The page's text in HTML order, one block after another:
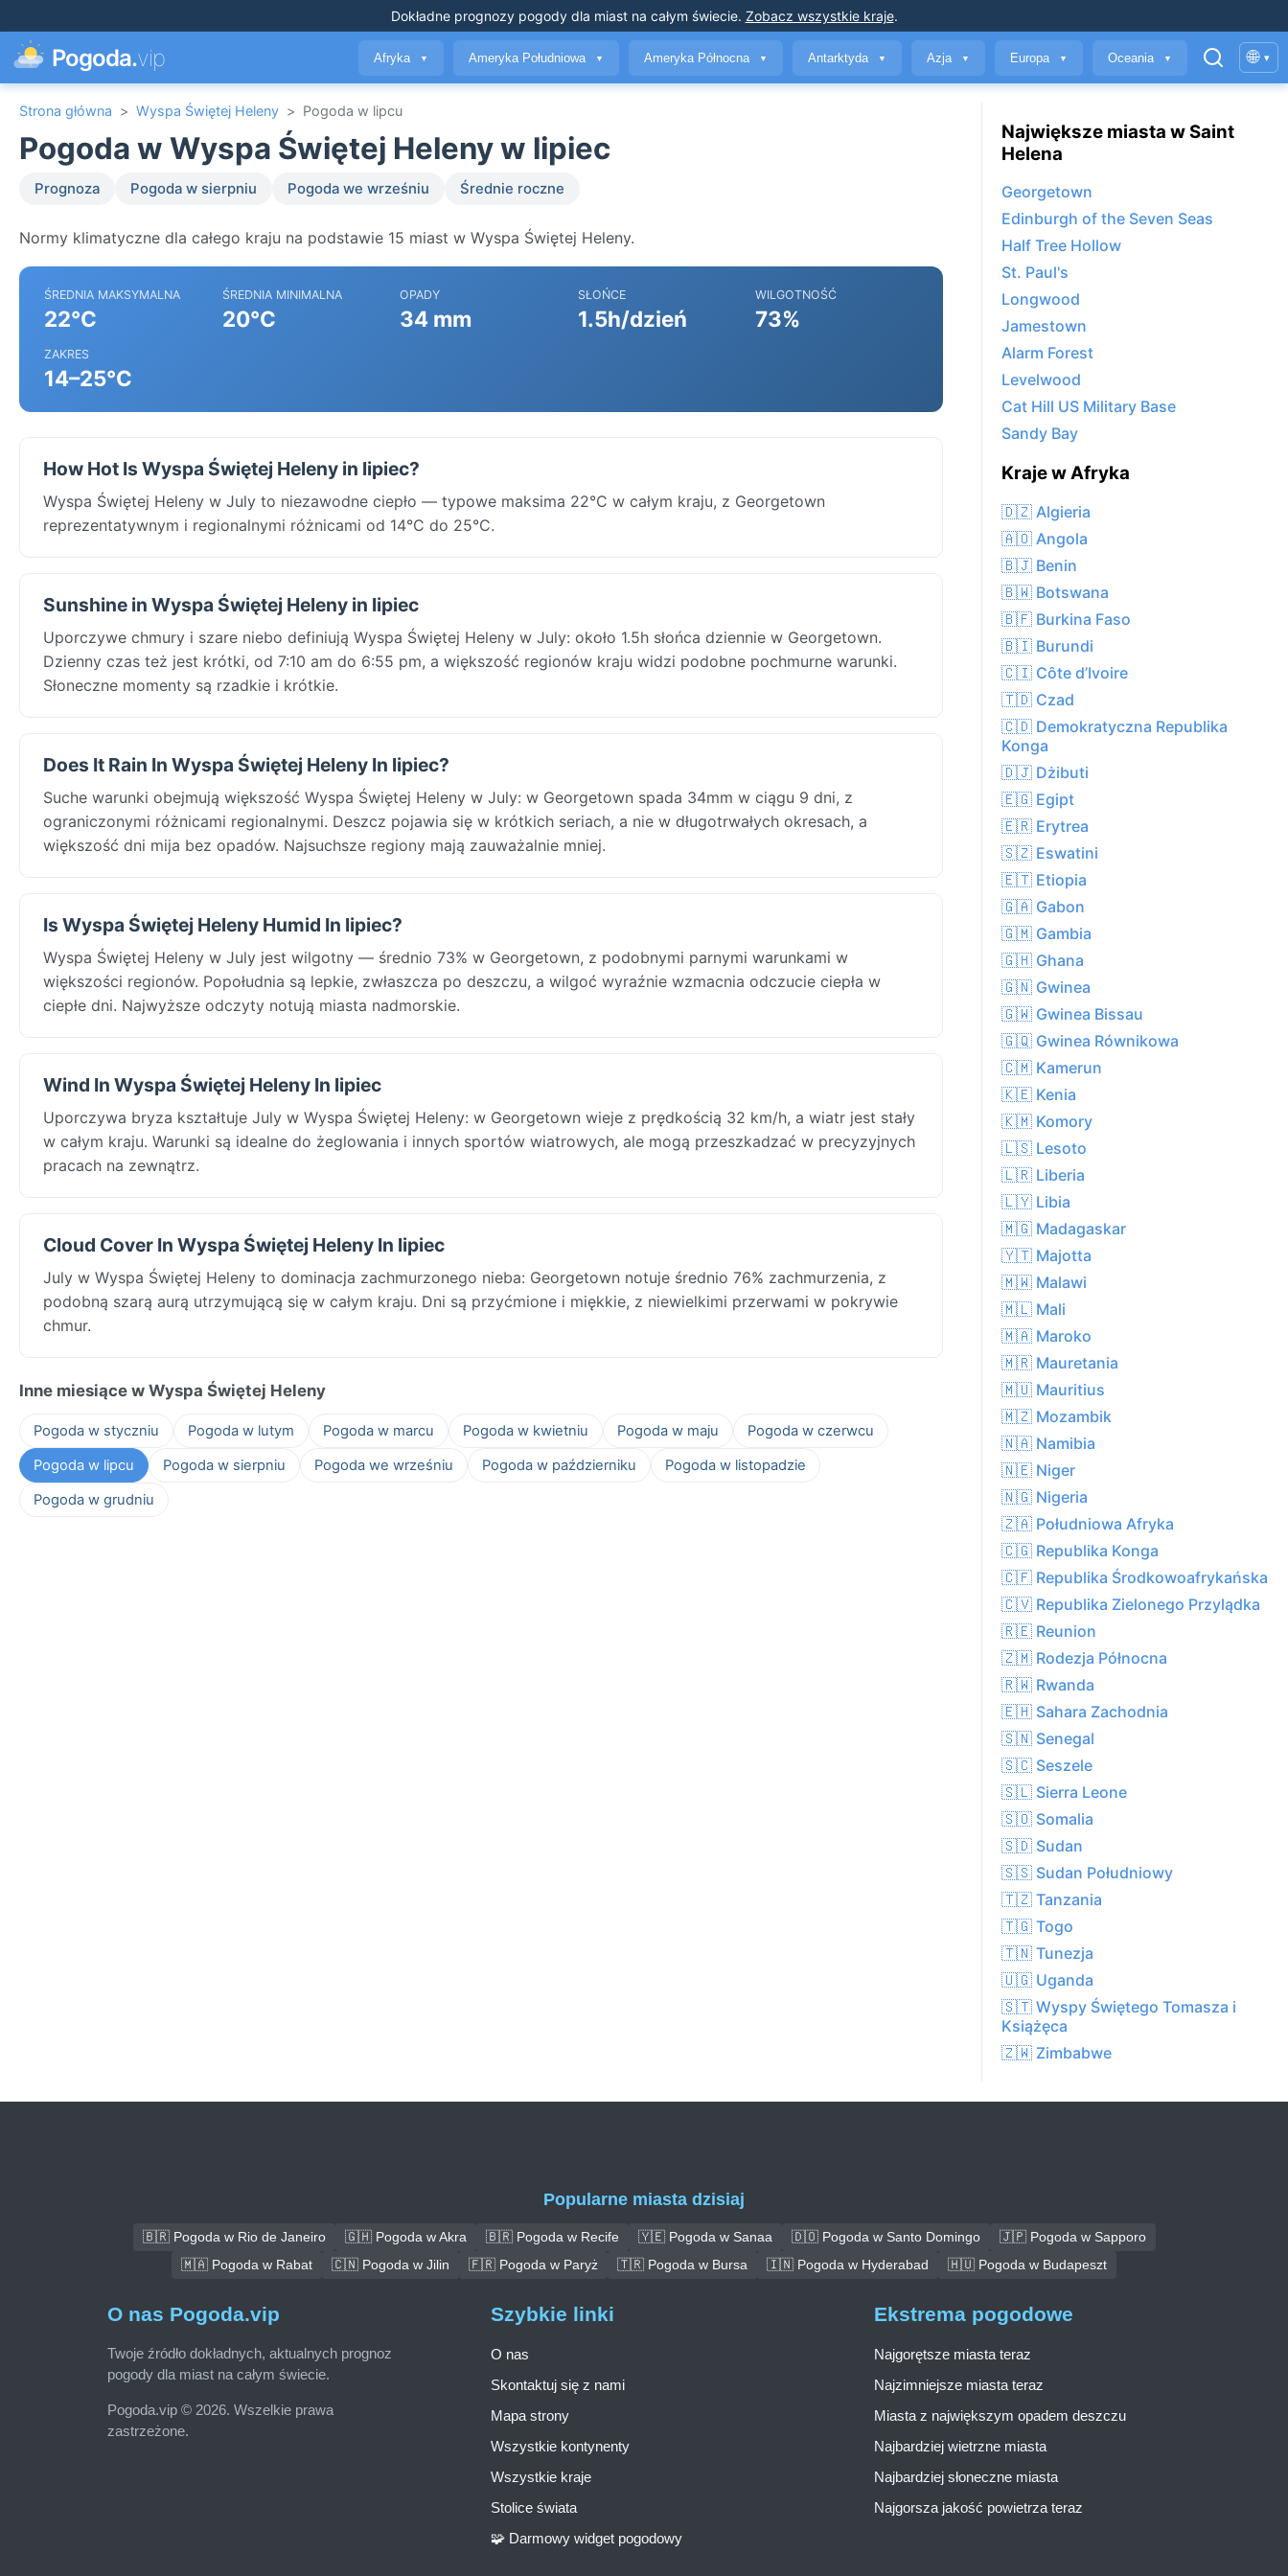
Dokładne prognozy pogodydla miast na całym świecie. Zobacz wszystkie kraje.
Pogoda.vip Afryka ▼ Ameryka Południowa ▼ Ameryka Północna ▼ Antarktyda ▼ Azja ▼ Europa ▼ Oceania ▼ 🌐 ▾
Strona główna > Wyspa Świętej Heleny > Pogoda w lipcu
Pogoda w Wyspa Świętej Heleny w lipiec
Prognoza Pogoda w sierpniu Pogoda we wrześniu Średnie roczne
Normy klimatyczne dla całego kraju na podstawie 15 miast w Wyspa Świętej Heleny.
ŚREDNIA MAKSYMALNA
22°C
ŚREDNIA MINIMALNA
20°C
OPADY
34 mm
SŁOŃCE
1.5h/dzień
WILGOTNOŚĆ
73%
ZAKRES
14–25°C
How Hot Is Wyspa Świętej Heleny in lipiec?
Wyspa Świętej Heleny w July to niezawodne ciepło — typowe maksima 22°C w całym kraju, z Georgetown
reprezentatywnym i regionalnymi różnicami od 14°C do 25°C.
Sunshine in Wyspa Świętej Heleny in lipiec
Uporczywe chmury i szare niebo definiują Wyspa Świętej Heleny w July: około 1.5h słońca dziennie w Georgetown.
Dzienny czas też jest krótki, od 7:10 am do 6:55 pm, a większość regionów kraju widzi podobne pochmurne warunki.
Słoneczne momenty są rzadkie i krótkie.
Does It Rain In Wyspa Świętej Heleny In lipiec?
Suche warunki obejmują większość Wyspa Świętej Heleny w July: w Georgetown spada 34mm w ciągu 9 dni, z
ograniczonymi różnicami regionalnymi. Deszcz pojawia się w krótkich seriach, a nie w długotrwałych okresach, a
większość dni mija bez opadów. Najsuchsze regiony mają zauważalnie mniej.
Is Wyspa Świętej Heleny Humid In lipiec?
Wyspa Świętej Heleny w July jest wilgotny — średnio 73% w Georgetown, z podobnymi parnymi warunkami w
większości regionów. Popołudnia są lepkie, zwłaszcza po deszczu, a wilgoć wyraźnie wzmacnia odczucie ciepła w
ciepłe dni. Najwyższe odczyty notują miasta nadmorskie.
Wind In Wyspa Świętej Heleny In lipiec
Uporczywa bryza kształtuje July w Wyspa Świętej Heleny: w Georgetown wieje z prędkością 32 km/h, a wiatr jest stały
w całym kraju. Warunki są idealne do żeglowania i innych sportów wiatrowych, ale mogą przeszkadzać w precyzyjnych
pracach na zewnątrz.
Cloud Cover In Wyspa Świętej Heleny In lipiec
July w Wyspa Świętej Heleny to dominacja zachmurzonego nieba: Georgetown notuje średnio 76% zachmurzenia, z
podobną szarą aurą utrzymującą się w całym kraju. Dni są przyćmione i miękkie, z niewielkimi przerwami w pokrywie
chmur.
Inne miesiące w Wyspa Świętej Heleny
Pogoda w styczniu Pogoda w lutym Pogoda w marcu Pogoda w kwietniu Pogoda w maju
Pogoda w czerwcu
Pogoda w lipcu
Pogoda w sierpniu Pogoda we wrześniu Pogoda w październiku
Pogoda w listopadzie
Pogoda w grudniu
Największe miasta w Saint
Helena
Georgetown
Edinburgh of the Seven Seas
Half Tree Hollow
St. Paul's
Longwood
Jamestown
Alarm Forest
Levelwood
Cat Hill US Military Base
Sandy Bay
Kraje w Afryka
🇩🇿 Algieria
🇦🇴 Angola
🇧🇯 Benin
🇧🇼 Botswana
🇧🇫 Burkina Faso
🇧🇮 Burundi
🇨🇮 Côte d’Ivoire
🇹🇩 Czad
🇨🇩 Demokratyczna Republika
Konga
🇩🇯 Dżibuti
🇪🇬 Egipt
🇪🇷 Erytrea
🇸🇿 Eswatini
🇪🇹 Etiopia
🇬🇦 Gabon
🇬🇲 Gambia
🇬🇭 Ghana
🇬🇳 Gwinea
🇬🇼 Gwinea Bissau
🇬🇶 Gwinea Równikowa
🇨🇲 Kamerun
🇰🇪 Kenia
🇰🇲 Komory
🇱🇸 Lesoto
🇱🇷 Liberia
🇱🇾 Libia
🇲🇬 Madagaskar
🇾🇹 Majotta
🇲🇼 Malawi
🇲🇱 Mali
🇲🇦 Maroko
🇲🇷 Mauretania
🇲🇺 Mauritius
🇲🇿 Mozambik
🇳🇦 Namibia
🇳🇪 Niger
🇳🇬 Nigeria
🇿🇦 Południowa Afryka
🇨🇬 Republika Konga
🇨🇫 Republika Środkowoafrykańska
🇨🇻 Republika Zielonego Przylądka
🇷🇪 Reunion
🇿🇲 Rodezja Północna
🇷🇼 Rwanda
🇪🇭 Sahara Zachodnia
🇸🇳 Senegal
🇸🇨 Seszele
🇸🇱 Sierra Leone
🇸🇴 Somalia
🇸🇩 Sudan
🇸🇸 Sudan Południowy
🇹🇿 Tanzania
🇹🇬 Togo
🇹🇳 Tunezja
🇺🇬 Uganda
🇸🇹 Wyspy Świętego Tomasza i
Książęca
🇿🇼 Zimbabwe
Popularne miasta dzisiaj
🇧🇷 Pogoda w Rio de Janeiro 🇬🇭 Pogoda w Akra 🇧🇷 Pogoda w Recife 🇾🇪 Pogoda w Sanaa 🇩🇴 Pogoda w Santo Domingo
🇯🇵 Pogoda w Sapporo
🇲🇦 Pogoda w Rabat
🇨🇳 Pogoda w Jilin 🇫🇷 Pogoda w Paryż 🇹🇷 Pogoda w Bursa 🇮🇳 Pogoda w Hyderabad 🇭🇺 Pogoda w Budapeszt
O nas Pogoda.vip
Twoje źródło dokładnych, aktualnych prognoz
pogody dla miast na całym świecie.
Pogoda.vip © 2026. Wszelkie prawa
zastrzeżone.
Szybkie linki
O nas
Skontaktuj się z nami
Mapa strony
Wszystkie kontynenty
Wszystkie kraje
Stolice świata
🧩 Darmowy widget pogodowy
Ekstrema pogodowe
Najgorętsze miasta teraz
Najzimniejsze miasta teraz
Miasta z największym opadem deszczu
Najbardziej wietrzne miasta
Najbardziej słoneczne miasta
Najgorsza jakość powietrza teraz